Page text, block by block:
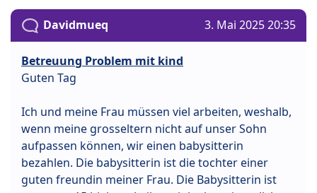
Davidmueq 3. Mai 2025 20:35
Betreuung Problem mit kind
Guten Tag
Ich und meine Frau müssen viel arbeiten, weshalb,
wenn meine grosseltern nicht auf unser Sohn
aufpassen können, wir einen babysitterin
bezahlen. Die babysitterin ist die tochter einer
guten freundin meiner Frau. Die Babysitterin ist